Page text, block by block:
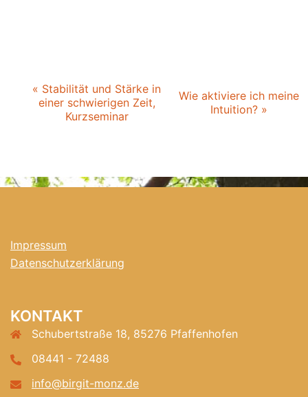
Veranstaltung-
Navigation
« Stabilität und Stärke in
einer schwierigen Zeit,
Kurzseminar
Wie aktiviere ich meine
Intuition? »
Impressum
Datenschutzerklärung
KONTAKT
Schubertstraße 18, 85276 Pfaffenhofen
08441 - 72488
info@birgit-monz.de